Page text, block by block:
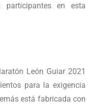
participantes en esta
León Guiar 2021
para la exigencia
está fabricada con